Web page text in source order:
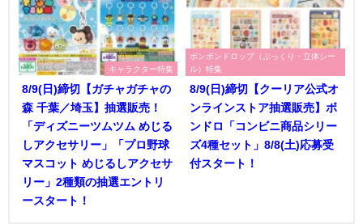
キャラクター特集
8/9(日)締切【ガチャガチャの
森 千葉／埼玉】抽選販売！
「ディズニーツムツム めじる
しアクセサリー」「プロ野球
マスコット めじるしアクセサ
リー」2種類の抽選エントリ
ースタート！
ボンボンドロップ（ぷっくり・立体シー
ル）特集
8/9(日)締切【クーリア公式オ
ンラインストア抽選販売】ボ
ンドロ「コンビニ商品シリー
ズ4種セット」8/8(土)応募受
付スタート！